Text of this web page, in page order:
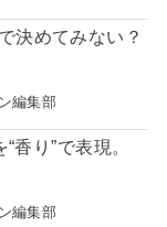
決めてみない？
編集部
香り”で表現。
編集部